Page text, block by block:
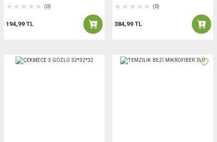
(0)
194,99 TL
(0)
384,99 TL